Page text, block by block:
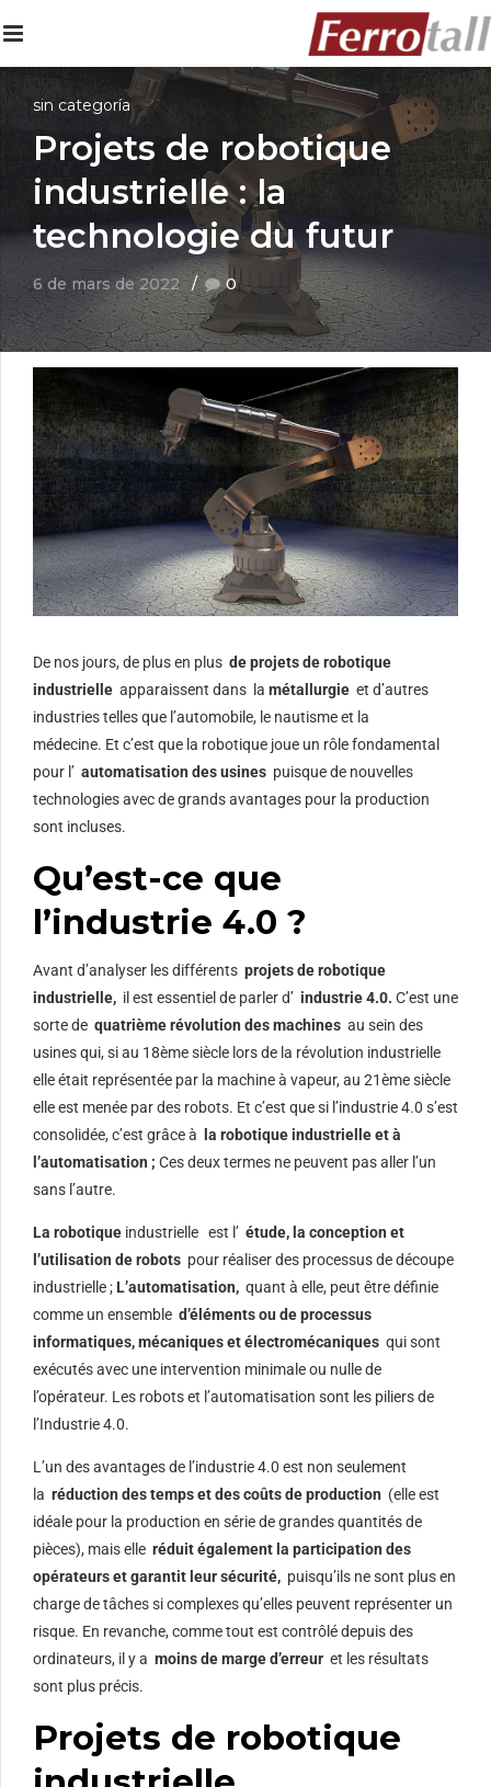
sin categoría
Projets de robotique
industrielle : la
technologie du futur
6 de mars de 2022 0
De nos jours, de plus en plus de projets de robotique
industrielle apparaissent dans la métallurgie et d’autres
industries telles que l’automobile, le nautisme et la
médecine. Et c’est que la robotique joue un rôle fondamental
pour l’ automatisation des usines puisque de nouvelles
technologies avec de grands avantages pour la production
sont incluses.
Qu’est-ce que
l’industrie 4.0 ?
Avant d’analyser les différents projets de robotique
industrielle, il est essentiel de parler d’ industrie 4.0. C’est une
sorte de quatrième révolution des machines au sein des
usines qui, si au 18ème siècle lors de la révolution industrielle
elle était représentée par la machine à vapeur, au 21ème siècle
elle est menée par des robots. Et c’est que si l’industrie 4.0 s’est
consolidée, c’est grâce à
la robotique industrielle et à
l’automatisation ; Ces deux termes ne peuvent pas aller l’un
sans l’autre.
La robotique industrielle est l’ étude, la conception et
l’utilisation de robots pour réaliser des processus de découpe
industrielle ; L’automatisation, quant à elle, peut être définie
comme un ensemble d’éléments ou de processus
informatiques, mécaniques et électromécaniques qui sont
exécutés avec une intervention minimale ou nulle de
l’opérateur. Les robots et l’automatisation sont les piliers de
l’Industrie 4.0.
L’un des avantages de l’industrie 4.0 est non seulement
la réduction des temps et des coûts de production (elle est
idéale pour la production en série de grandes quantités de
pièces), mais elle réduit également la participation des
opérateurs et garantit leur sécurité, puisqu’ils ne sont plus en
charge de tâches si complexes qu’elles peuvent représenter un
risque. En revanche, comme tout est contrôlé depuis des
ordinateurs, il y a moins de marge d’erreur et les résultats
sont plus précis.
Projets de robotique